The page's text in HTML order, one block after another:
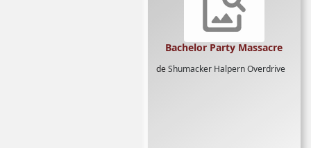
deShumacker Halpern Overdrive
Bachelor Party Massacre